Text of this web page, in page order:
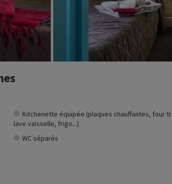
du domaine des 3 Vallées
dédié aux plus petits, stade de slalom,
La Tania...
Kitchenette équipée (plaques chauffantes, four
lave vaisselle, frigo...)
WC séparés